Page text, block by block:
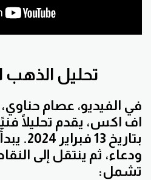
تحليل الذهب
في الفيديو، عصام
اف اكس، يقدم تحليلًا
بتاريخ 13
ودعاء، ثم ينتقل إلى
تشمل: